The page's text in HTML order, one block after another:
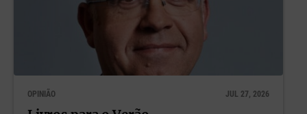
OPINIÃO JUL 27, 2026